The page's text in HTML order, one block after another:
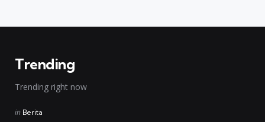
Trending
Trending right now
Posted
in Berita